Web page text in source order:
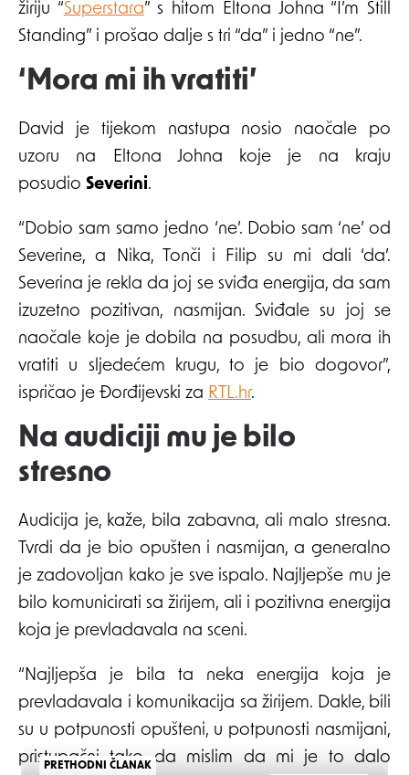
žiriju “Superstara” s hitom Eltona Johna “I’m Still
Standing” i prošao dalje s tri “da” i jedno “ne”.
‘Mora mi ih vratiti’
David je tijekom nastupa nosio naočale po
uzoru na Eltona Johna koje je na kraju
posudio Severini.
“Dobio sam samo jedno ‘ne’. Dobio sam ‘ne’ od
Severine, a Nika, Tonči i Filip su mi dali ‘da’.
Severina je rekla da joj se sviđa energija, da sam
izuzetno pozitivan, nasmijan. Sviđale su joj se
naočale koje je dobila na posudbu, ali mora ih
vratiti u sljedećem krugu, to je bio dogovor”,
ispričao je Đorđijevski za RTL.hr.
Na audiciji mu je bilo
stresno
Audicija je, kaže, bila zabavna, ali malo stresna.
Tvrdi da je bio opušten i nasmijan, a generalno
je zadovoljan kako je sve ispalo. Najljepše mu je
bilo komunicirati sa žirijem, ali i pozitivna energija
koja je prevladavala na sceni.
“Najljepša je bila ta neka energija koja je
prevladavala i komunikacija sa žirijem. Dakle, bili
su u potpunosti opušteni, u potpunosti nasmijani,
pristupačni tako da mislim da mi je to dalo
PRETHODNI ČLANAK